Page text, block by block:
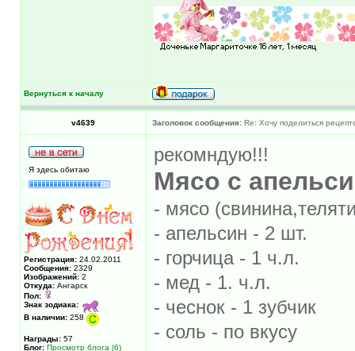
Вернуться к началу
v4639 Заголовок сообщения: Re: Хочу поделиться
Я здесь обитаю
Регистрация: 24.02.2011
Сообщения: 2329
Изображений: 2
Откуда: Ангарск
Пол:
Знак зодиака:
В наличии: 258
Награды: 57
Блог: Просмотр блога (6)
рекомндую!!!
Мясо с
- мясо
- апельсин - 2 шт.
- горчица - 1 ч.л.
- мед - 1. ч.л.
- чеснок - 1 зубчик
- соль - по вкусу